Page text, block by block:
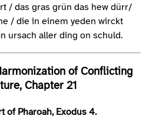
/ das gras grün das hew dürr/
/ die in einem yeden wirckt
ursach aller ding on schuld.
of Conflicting
Chapter 21
of Pharoah, Exodus 4.